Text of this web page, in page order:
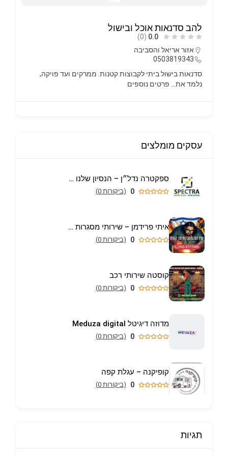
בורגראנץ’ אריאל
אזור אריאל והסביבה
עסקים מומלצים
ספקטרה נדל״ן – הנסיון שלנו הבית שלכם
0 (ביקורות 0)
איתי פרידמן – שירותי מסגרות וריתוך עד הבית באריאל
0 (ביקורות 0)
קוסטה שירותי רכב
0 (ביקורות 0)
מדוזה דיגיטל Meduza digital
0 (ביקורות 0)
קופיקנה – עגלת קפה
0 (ביקורות 0)
תגיות